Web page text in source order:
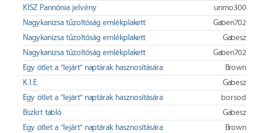
KISZ Pannónia jelvény
unmo300
Nagykanizsa tűzoltóság emlékplakett
Gaben702
Nagykanizsa tűzoltóság emlékplakett
Gabesz
Nagykanizsa tűzoltóság emlékplakett
Gaben702
Egy ötlet a "lejárt" naptárak hasznosítására
Brown
K.I.E.
Gabesz
Egy ötlet a "lejárt" naptárak hasznosítására
borsod
Bszkrt tabló
Gabesz
Egy ötlet a "lejárt" naptárak hasznosítására
Brown